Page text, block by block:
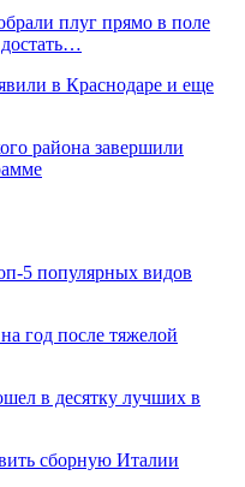
плуг прямо в поле
в Краснодаре и еще
района завершили
5 популярных видов
год после тяжелой
в десятку лучших в
сборную Италии